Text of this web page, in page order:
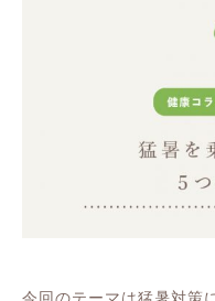
今回のテーマは猛暑対策